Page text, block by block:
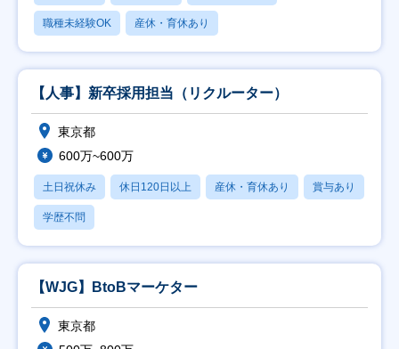
職種未経験OK 産休・育休あり
【人事】新卒採用担当（リクルーター）
東京都
600万~600万
土日祝休み 休日120日以上 産休・育休あり 賞与あり
学歴不問
【WJG】BtoBマーケター
東京都